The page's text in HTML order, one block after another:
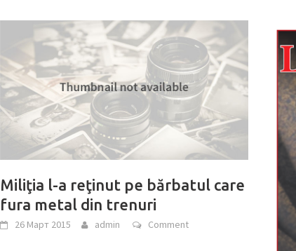
Miliţia l-a reţinut pe bărbatul care
fura metal din trenuri
26 Март 2015 admin Comment